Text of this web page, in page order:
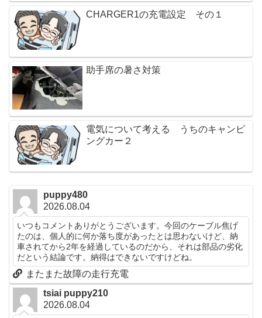
CHARGER1の充電設定 その１
助手席の暑さ対策
電気について考える うちのキャンピ
ングカー２
puppy480
2026.08.04
いつもコメントありがとうございます。今回のケーブル焦げ
たのは、個人的に何か落ち度があったとは思わないけど、納
車されてから2年を経過しているのだから、それは部品の劣化
だという結論です。納得はできないですけどね。
またまた故障の走行充電
tsiai puppy210
2026.08.04